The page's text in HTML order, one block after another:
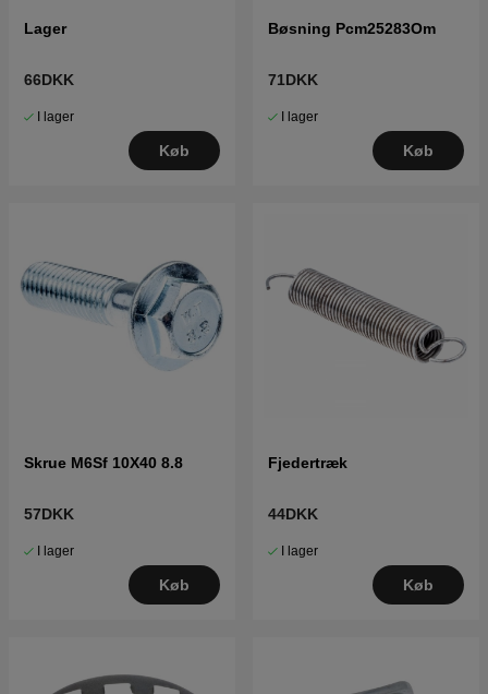
Lager
66DKK
I lager
Køb
Bøsning Pcm25283Om
71DKK
I lager
Køb
Skrue M6Sf 10X40 8.8
57DKK
I lager
Køb
Fjedertræk
44DKK
I lager
Køb